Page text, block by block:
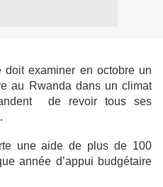
examiner en octobre un
au Rwanda dans un climat
de revoir tous ses
une aide de plus de 100
année d’appui budgétaire